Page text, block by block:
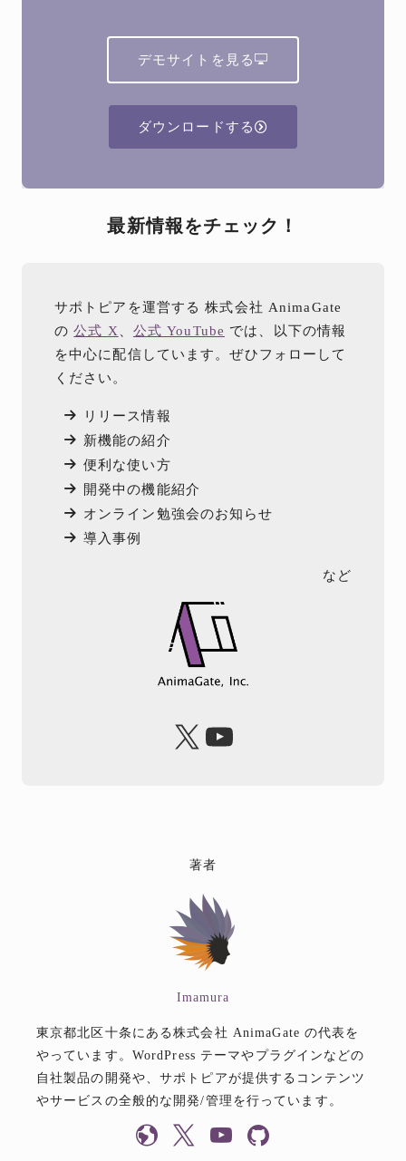
デモサイトを見る
ダウンロードする
最新情報をチェック！
サポトピアを運営する 株式会社 AnimaGate
の公式 X 公式 YouTube では、以下の情報
を中心に配信しています。ぜひフォローして
ください。
リリース情報
新機能の紹介
便利な使い方
開発中の機能紹介
オンライン勉強会のお知らせ
導入事例
など
X YouTube
著者
Imamura
東京都北区十条にある株式会社 AnimaGate の代表を
やっています。WordPress テーマやプラグインなどの
自社製品の開発や、サポトピアが提供するコンテンツ
やサービスの全般的な開発/管理を行っています。